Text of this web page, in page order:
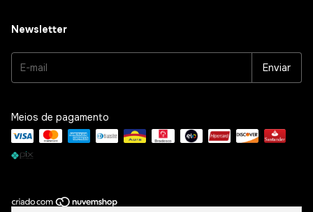
Newsletter
Meios de pagamento